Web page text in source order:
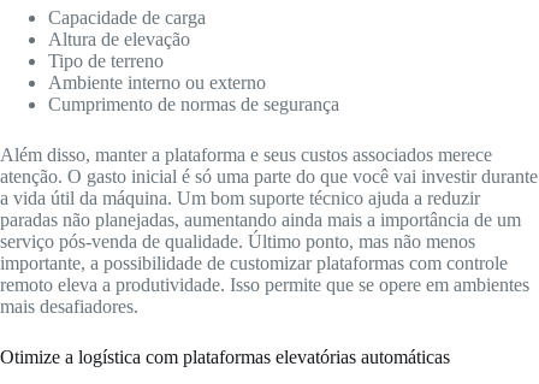
Capacidade de carga
Altura de elevação
Tipo de terreno
Ambiente interno ou externo
Cumprimento de normas de segurança
Além disso, manter a plataforma e seus custos associados merece
atenção. O gasto inicial é só uma parte do que você vai investir durante
a vida útil da máquina. Um bom suporte técnico ajuda a reduzir
paradas não planejadas, aumentando ainda mais a importância de um
serviço pós-venda de qualidade. Último ponto, mas não menos
importante, a possibilidade de customizar plataformas com controle
remoto eleva a produtividade. Isso permite que se opere em ambientes
mais desafiadores.
Otimize a logística com plataformas elevatórias automáticas